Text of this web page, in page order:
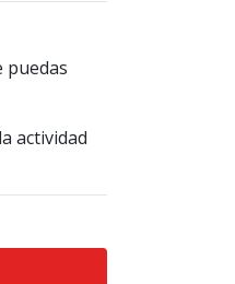
puedas
actividad